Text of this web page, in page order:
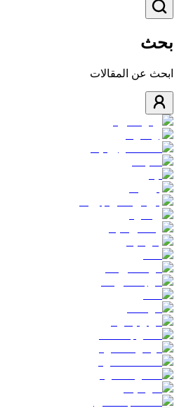
بحث
ابحث عن المقالات